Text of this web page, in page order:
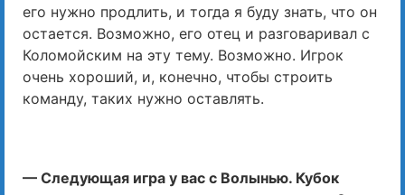
его нужно продлить, и тогда я буду знать, что он
остается. Возможно, его отец и разговаривал с
Коломойским на эту тему. Возможно. Игрок
очень хороший, и, конечно, чтобы строить
команду, таких нужно оставлять.
— Следующая игра у вас с Волынью. Кубок